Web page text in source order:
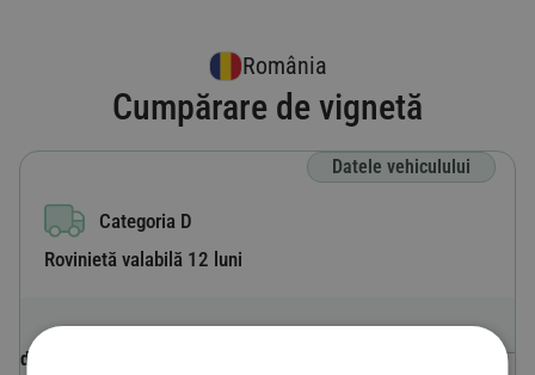
România
Cumpărare de vignetă
Datele vehiculului
Categoria D
Rovinietă valabilă 12 luni
Codul de țară